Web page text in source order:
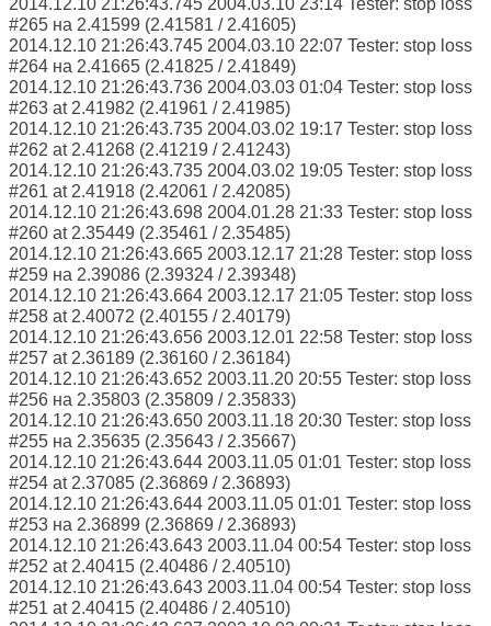
#265 на 2.41599 (2.41581 / 2.41605)
2014.12.10 21:26:43.745 2004.03.10 22:07 Tester: stop loss
#264 на 2.41665 (2.41825 / 2.41849)
2014.12.10 21:26:43.736 2004.03.03 01:04 Tester: stop loss
#263 at 2.41982 (2.41961 / 2.41985)
2014.12.10 21:26:43.735 2004.03.02 19:17 Tester: stop loss
#262 at 2.41268 (2.41219 / 2.41243)
2014.12.10 21:26:43.735 2004.03.02 19:05 Tester: stop loss
#261 at 2.41918 (2.42061 / 2.42085)
2014.12.10 21:26:43.698 2004.01.28 21:33 Tester: stop loss
#260 at 2.35449 (2.35461 / 2.35485)
2014.12.10 21:26:43.665 2003.12.17 21:28 Tester: stop loss
#259 на 2.39086 (2.39324 / 2.39348)
2014.12.10 21:26:43.664 2003.12.17 21:05 Tester: stop loss
#258 at 2.40072 (2.40155 / 2.40179)
2014.12.10 21:26:43.656 2003.12.01 22:58 Tester: stop loss
#257 at 2.36189 (2.36160 / 2.36184)
2014.12.10 21:26:43.652 2003.11.20 20:55 Tester: stop loss
#256 на 2.35803 (2.35809 / 2.35833)
2014.12.10 21:26:43.650 2003.11.18 20:30 Tester: stop loss
#255 на 2.35635 (2.35643 / 2.35667)
2014.12.10 21:26:43.644 2003.11.05 01:01 Tester: stop loss
#254 at 2.37085 (2.36869 / 2.36893)
2014.12.10 21:26:43.644 2003.11.05 01:01 Tester: stop loss
#253 на 2.36899 (2.36869 / 2.36893)
2014.12.10 21:26:43.643 2003.11.04 00:54 Tester: stop loss
#252 at 2.40415 (2.40486 / 2.40510)
2014.12.10 21:26:43.643 2003.11.04 00:54 Tester: stop loss
#251 at 2.40415 (2.40486 / 2.40510)